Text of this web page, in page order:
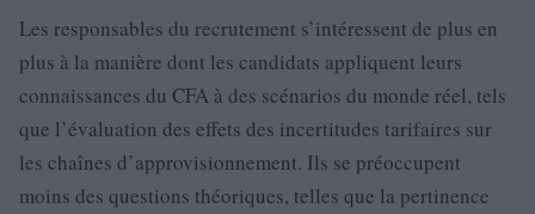
Les responsables du recrutement s’intéressent de plus en
plus à la manière dont les candidats appliquent leurs
connaissances du CFA à des scénarios du monde réel, tels
que l’évaluation des effets des incertitudes tarifaires sur
les chaînes d’approvisionnement. Ils se préoccupent
moins des questions théoriques, telles que la pertinence